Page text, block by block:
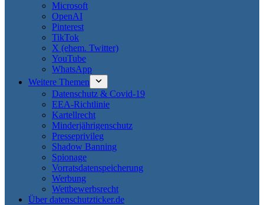
Microsoft
OpenAI
Pinterest
TikTok
X (ehem. Twitter)
YouTube
WhatsApp
Weitere Themen
Datenschutz & Covid-19
EEA-Richtlinie
Kartellrecht
Minderjährigenschutz
Presseprivileg
Shadow Banning
Spionage
Vorratsdatenspeicherung
Werbung
Wettbewerbsrecht
Über datenschutzticker.de